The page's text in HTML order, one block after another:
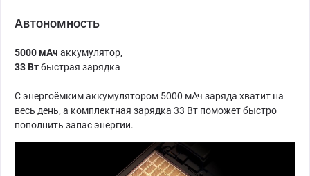
Автономность
5000 мАч аккумулятор,
33 Втбыстрая зарядка
С энергоёмким аккумулятором 5000 мАч заряда хватит на
весь день, а комплектная зарядка 33 Вт поможет быстро
пополнить запас энергии.